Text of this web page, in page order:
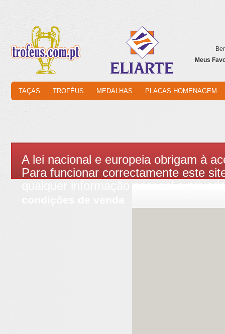
Meus
TAÇAS TROFÉUS MEDALHAS PLACAS HOMENAGEM
A lei nacional e europeia obrigam à
Para funcionar correctamente este